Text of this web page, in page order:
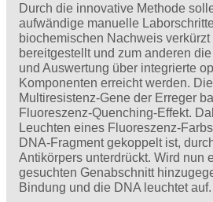
Durch die innovative Methode
aufwändige manuelle
biochemischen Nachweis
bereitgestellt und zum anderen
und Auswertung über integrierte
Komponenten erreicht werden.
Multiresistenz-Gene der Erreger
Fluoreszenz-Quenching-Effekt.
Leuchten eines Fluoreszenz-
DNA-Fragment gekoppelt ist,
Antikörpers unterdrückt. Wird nun
gesuchten Genabschnitt
Bindung und die DNA leuchtet auf.